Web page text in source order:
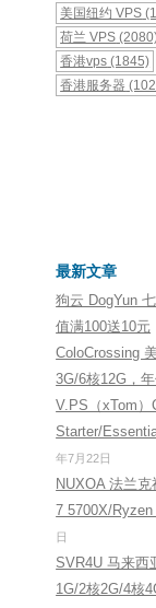
美国纽约 VPS
荷兰 VPS
香港vps (1845)
香港服务器
最新文章
狗云 DogYun
值满100送10元
ColoCrossing
3G/6核12G，
V.PS（xTom）
Starter/
年7月22日
NUXOA 法兰
7 5700X/
日
SVR4U 马来
1G/2核2G/4核